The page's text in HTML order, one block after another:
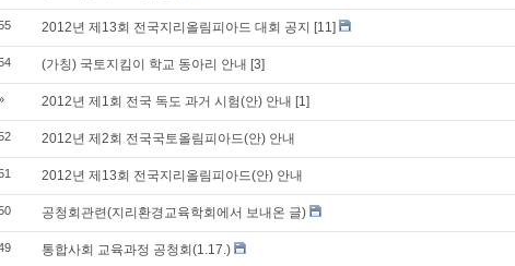
2012년 제13회 전국지리올림피아드 대회 공지 [11]
(가칭) 국토지킴이 학교 동아리 안내 [3]
2012년 제1회 전국 독도 과거 시험(안) 안내 [1]
2012년 제2회 전국국토올림피아드(안) 안내
2012년 제13회 전국지리올림피아드(안) 안내
공청회관련(지리환경교육학회에서 보내온 글)
통합사회 교육과정 공청회(1.17.)